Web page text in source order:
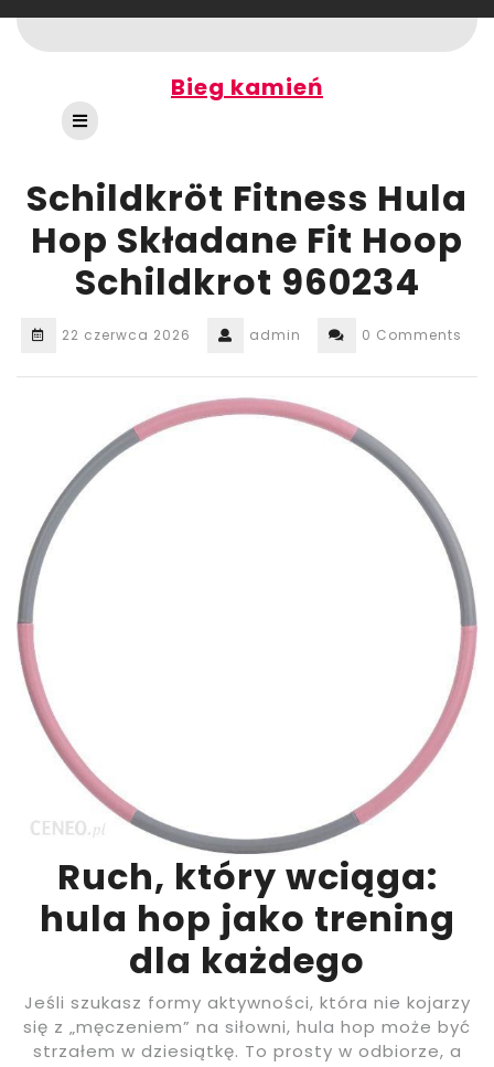
to
content
Bieg kamień
Open
Button
Schildkröt Fitness Hula
Hop Składane Fit Hoop
Schildkrot 960234
22 czerwca 2026 admin 0 Comments
Ruch, który wciąga:
hula hop jako trening
dla każdego
Jeśli szukasz formy aktywności, która nie kojarzy
się z „męczeniem” na siłowni, hula hop może być
strzałem w dziesiątkę. To prosty w odbiorze, a